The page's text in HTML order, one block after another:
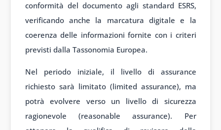
conformità del documento agli standard ESRS,
verificando anche la marcatura digitale e la
coerenza delle informazioni fornite con i criteri
previsti dalla Tassonomia Europea.
Nel periodo iniziale, il livello di assurance
richiesto sarà limitato (limited assurance), ma
potrà evolvere verso un livello di sicurezza
ragionevole (reasonable assurance). Per